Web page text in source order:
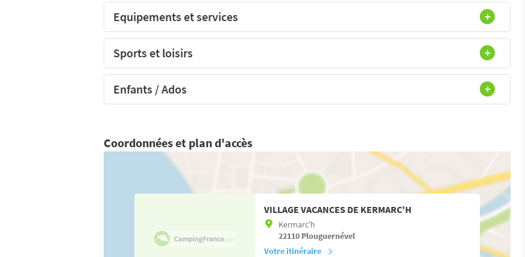
Equipements et services
Sports et loisirs
Enfants / Ados
Coordonnées et plan d'accès
VILLAGE VACANCES DE KERMARC'H
Kermarc'h
22110 Plouguernével
Votre itinéraire